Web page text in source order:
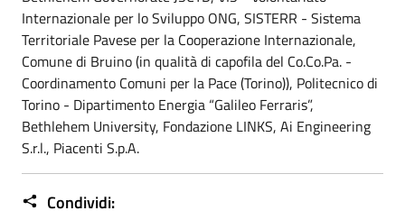
Internazionale per lo Sviluppo ONG, SISTERR - Sistema
Territoriale Pavese per la Cooperazione Internazionale,
Comune di Bruino (in qualità di capofila del Co.Co.Pa. -
Coordinamento Comuni per la Pace (Torino)), Politecnico di
Torino - Dipartimento Energia “Galileo Ferraris”,
Bethlehem University, Fondazione LINKS, Ai Engineering
S.r.l., Piacenti S.p.A.
Condividi: